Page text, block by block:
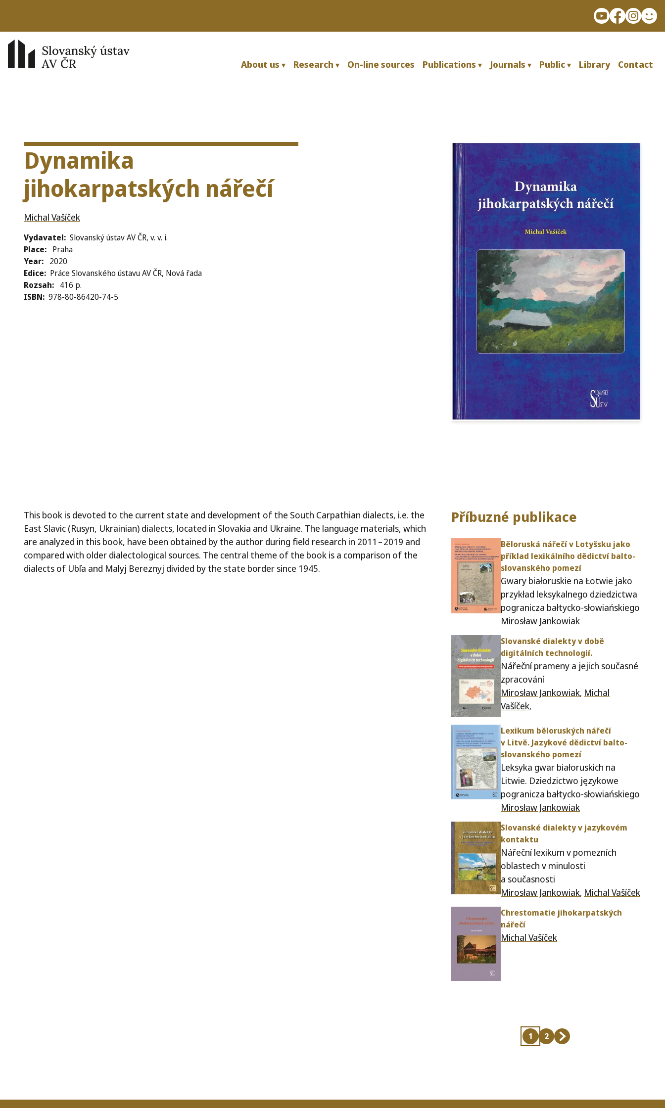
About us Research On-line sources Publications Journals Public Library Contact
Dynamika
jihokarpatských nářečí
Michal Vašíček
Vydavatel Slovanský ústav AV ČR, v. v. i.
Place
Praha
Year
2020
Edice
Práce Slovanského ústavu AV ČR, Nová řada
Rozsah
416 p.
ISBN 978-80-86420-74-5
This book is devoted to the current state and development of the South Carpathian dialects, i.e. the
East Slavic (Rusyn, Ukrainian) dialects, located in Slovakia and Ukraine. The language materials, which
are analyzed in this book, have been obtained by the author during field research in 2011 – 2019 and
compared with older dialectological sources. The central theme of the book is a comparison of the
dialects of Ubľa and Malyj Bereznyj divided by the state border since 1945.
Příbuzné publikace
Běloruská nářečí v Lotyšsku jako
přík­lad lexikál­ního dědictví bal­to-
slo­van­ského pomezí
Gwary białoruskie na Łotwie jako
przykład leksykalnego dziedzictwa
pogranicza bałtycko-słowiańskiego
Mirosław Jankowiak
Slovanské dialek­ty v době
dig­itál­ních technologií.
Nářeční prameny a jejich současné
zpracování
Mirosław Jankowiak, Michal
Vašíček,
Lexikum běloruských nářečí
v Litvě. Jazykové dědictví bal­to-
slo­van­ského pomezí
Leksyka gwar białoruskich na
Litwie. Dziedzictwo językowe
pogranicza bałtycko-słowiańskiego
Mirosław Jankowiak
Slovanské dialek­ty v jazykovém
kontaktu
Nářeční lexikum v pomezních
oblastech v minulosti
a současnosti
Mirosław Jankowiak, Michal Vašíček
Chrestomatie jihokarpatských
nářečí
Michal Vašíček
Current
page
1 Page
2 Last